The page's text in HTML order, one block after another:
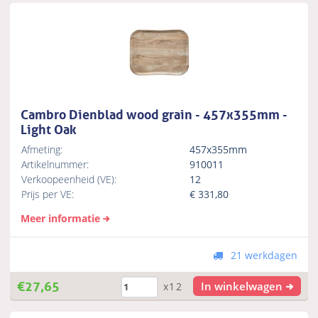
Cambro Dienblad wood grain - 457x355mm -
Light Oak
Afmeting:
457x355mm
Artikelnummer:
910011
Verkoopeenheid (VE):
12
Prijs per VE:
€331,80
Meer informatie
21 werkdagen
€27,65 x12 In winkelwagen